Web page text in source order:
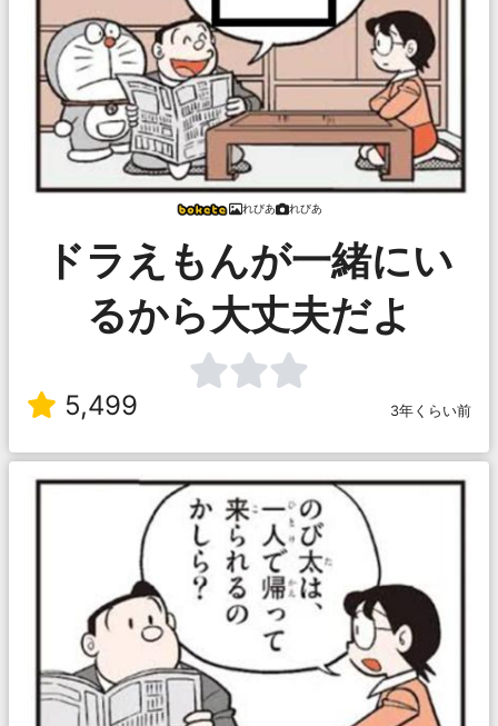
れびあ れびあ
ドラえもんが一緒にい
るから大丈夫だよ
5,499 3年くらい前